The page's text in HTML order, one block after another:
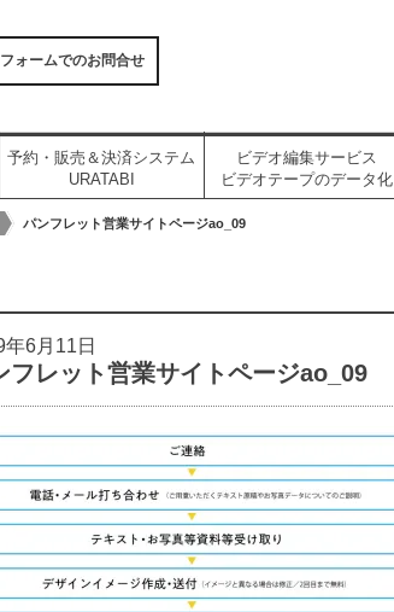
フォームでのお問合せ
予約・販売＆決済システム
URATABI
ビデオ編集サービス
ビデオテープのデータ化
パンフレット営業サイトページao_09
年6月11日
フレット営業サイトページao_09